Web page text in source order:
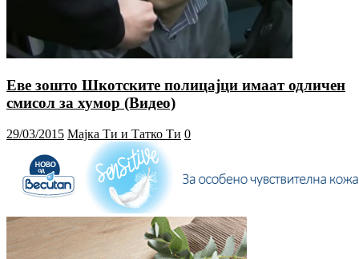
Еве зошто Шкотските полицајци имаат одличен
смисол за хумор (Видео)
29/03/2015 Мајка Ти и Татко Ти 0